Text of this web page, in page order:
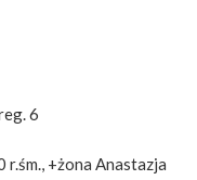
6
r.śm., +żona Anastazja